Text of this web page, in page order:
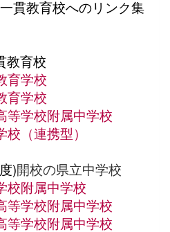
貫教育校へのリンク集
教育校
育学校
育学校
等学校附属中学校
（連携型）
)開校の県立中学校
校附属中学校
等学校附属中学校
等学校附属中学校